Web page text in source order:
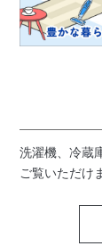
洗濯機、冷蔵
ご覧いただけ